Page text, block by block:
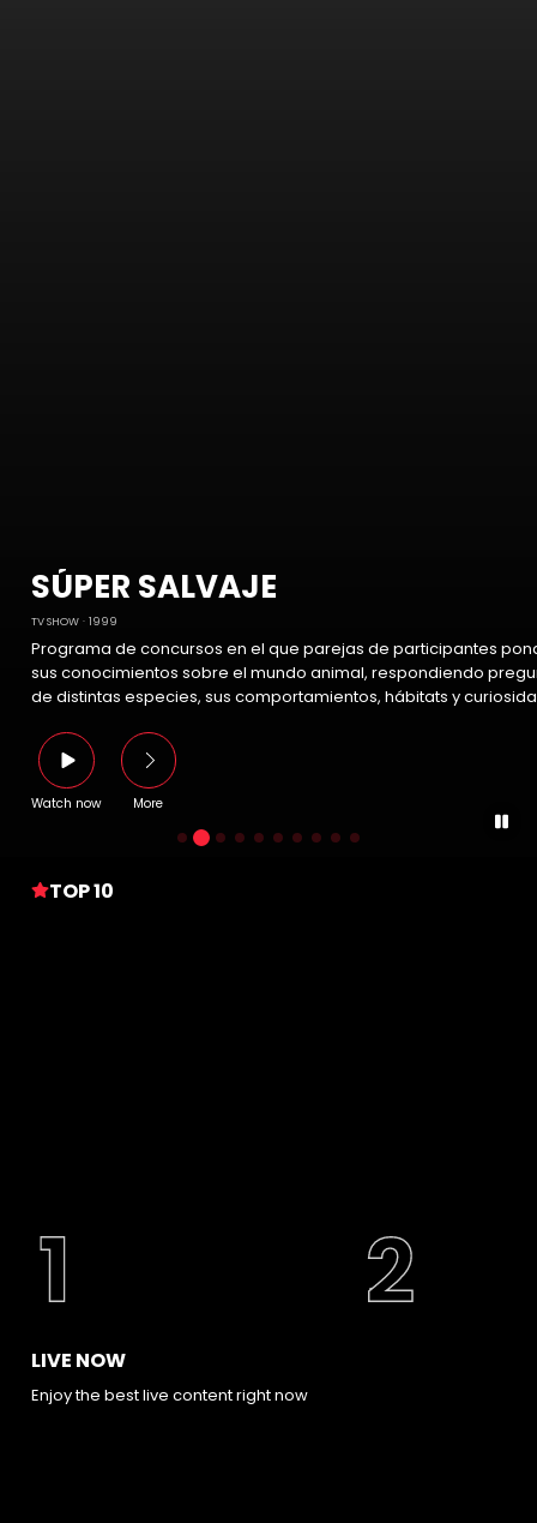
SÚPER SALVAJE
TV SHOW 1999
Programa de concursos en el que parejas de participantes
sus conocimientos sobre el mundo animal, respondiendo
de distintas especies, sus comportamientos, hábitats y
Watch now More
TOP 10
LIVE NOW
Enjoy the best live content right now